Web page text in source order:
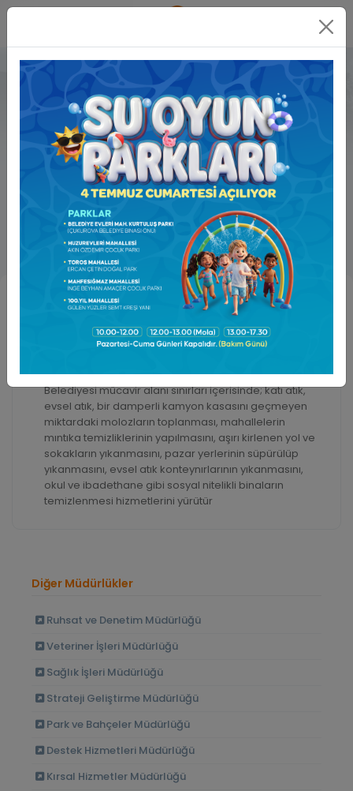
Temizlik İşleri Müdürlüğü
Kemal ÜSTÜN
0322 256 9003 ( )
temizlikisleri@cukurova.bel.tr
Görev Tanımı veAlanları
yetki ve sorumluluklara dayanarak Çukurova
Belediyesi mücavir alanı sınırları içerisinde; katı atık,
evsel atık, bir damperli kamyon kasasını geçmeyen
miktardaki molozların toplanması, mahallelerin
mıntıka temizliklerinin yapılmasını, aşırı kirlenen yol ve
sokakların yıkanmasını, pazar yerlerinin süpürülüp
yıkanmasını, evsel atık konteynırlarının yıkanmasını,
okul ve ibadethane gibi sosyal nitelikli binaların
temizlenmesi hizmetlerini yürütür
Diğer Müdürlükler
Ruhsat ve Denetim Müdürlüğü
Veteriner İşleri Müdürlüğü
Sağlık İşleri Müdürlüğü
Strateji Geliştirme Müdürlüğü
Park ve Bahçeler Müdürlüğü
Destek Hizmetleri Müdürlüğü
Kırsal Hizmetler Müdürlüğü